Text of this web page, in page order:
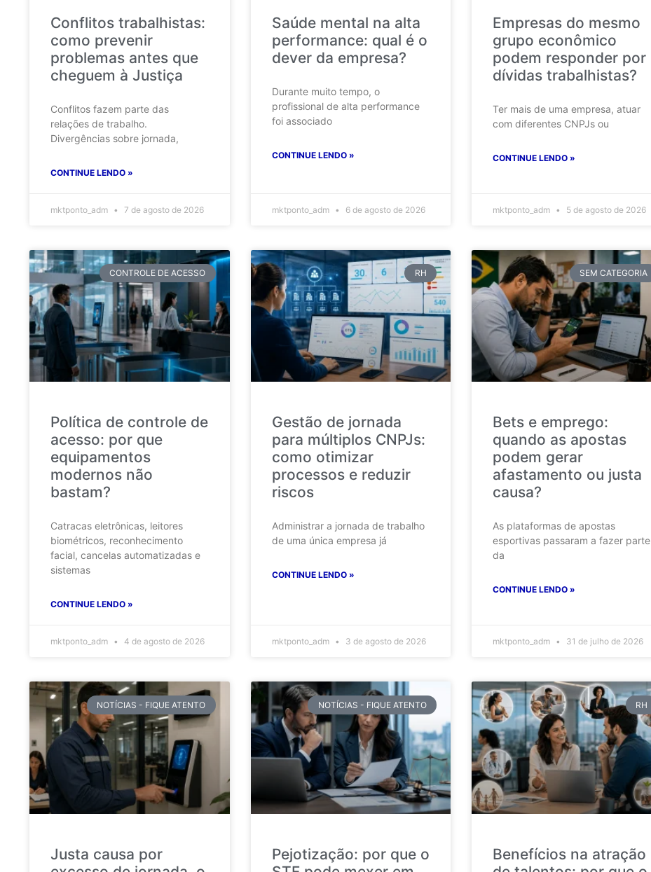
Conflitos trabalhistas:
como prevenir
problemas antes que
cheguem à Justiça
Conflitos fazem parte das
relações de trabalho.
Divergências sobre jornada,
CONTINUE LENDO »
mktponto_adm 7 de agosto de 2026
Saúde mental na alta
performance: qual é o
dever da empresa?
Durante muito tempo, o
profissional de alta performance
foi associado
CONTINUE LENDO »
mktponto_adm 6 de agosto de 2026
Empresas do mesmo
grupo econômico
podem responder por
dívidas trabalhistas?
Ter mais de uma empresa, atuar
com diferentes CNPJs ou
CONTINUE LENDO »
mktponto_adm 5 de agosto de 2026
CONTROLE DE ACESSO
Política de controle de
acesso: por que
equipamentos
modernos não
bastam?
Catracas eletrônicas, leitores
biométricos, reconhecimento
facial, cancelas automatizadas e
sistemas
CONTINUE LENDO »
mktponto_adm 4 de agosto de 2026
RH
Gestão de jornada
para múltiplos CNPJs:
como otimizar
processos e reduzir
riscos
Administrar a jornada de trabalho
de uma única empresa já
CONTINUE LENDO »
mktponto_adm 3 de agosto de 2026
SEM CATEGORIA
Bets e emprego:
quando as apostas
podem gerar
afastamento ou justa
causa?
As plataformas de apostas
esportivas passaram a fazer parte
da
CONTINUE LENDO »
mktponto_adm 31 de julho de 2026
NOTÍCIAS - FIQUE ATENTO
Justa causa por
NOTÍCIAS - FIQUE ATENTO
Pejotização: por que o
RH
Benefícios na atração